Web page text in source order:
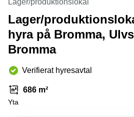
Lager/produktionslokal
Lager/
hyra på Bromma,
Bromma
Verifierat hyresavtal
686 m²
Yta